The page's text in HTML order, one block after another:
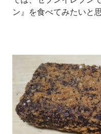
ン』を食べてみたいと思